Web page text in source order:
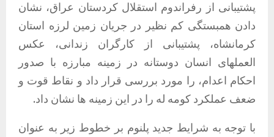
پشتیبانی از رفراندوم استقلال کردستان عراق، نشان
دادن همبستگی کم نظیر در جریان زمین لرزه استان
کرمانشاه، پشتیبانی از کارگران زندانی، عکس
العملهای انسان دوستانه در زمینه مبارزە با صدور
احکام اعدام، را مورد بررسی قرار داد و نقاط قوت و
ضعف عملکرد کومه له را در این زمینه ها نشان داد.
با توجه به شرایط جدید پلنوم بر خطوط زیر به عنوان